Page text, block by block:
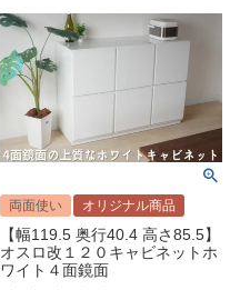
両面使い オリジナル商品
【幅119.5 奥行40.4 高さ85.5】
オスロ改１２０キャビネットホ
ワイト４面鏡面